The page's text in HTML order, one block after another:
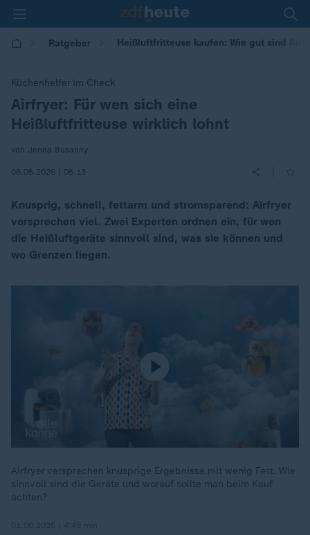
Ratgeber Heißluftfritteuse kaufen: Wie gut sind
Küchenhelfer im Check
:
Airfryer: Für wen sich eine
Heißluftfritteuse wirklich lohnt
von Jenna Busanny
06.06.2026 | 06:13
Knusprig, schnell, fettarm und stromsparend: Airfryer
versprechen viel. Zwei Experten ordnen ein, für wen
die Heißluftgeräte sinnvoll sind, was sie können und
wo Grenzen liegen.
Airfryer versprechen knusprige Ergebnisse mit wenig Fett. Wie
sinnvoll sind die Geräte und worauf sollte man beim Kauf
achten?